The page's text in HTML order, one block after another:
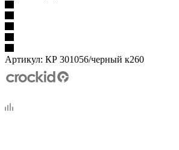
Артикул: КР 301056/черный к260